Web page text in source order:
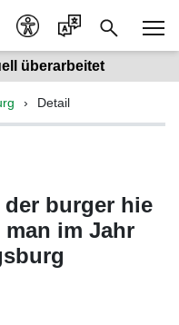
überarbeitet
Detail
burger hie
im Jahr